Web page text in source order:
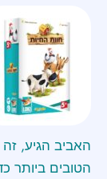
האביב הגיע,
הטובים ביותר